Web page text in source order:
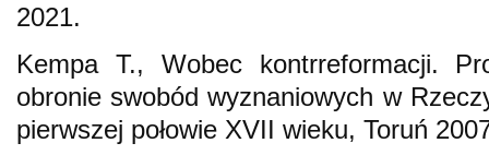
2021.
Kempa T., Wobec kontrreformacji.
obronie swobód wyznaniowych w
pierwszej połowie XVII wieku, Toruń